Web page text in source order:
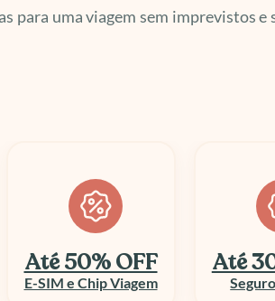
para uma viagem sem imprevistos e
Até 30% OFF
Seguro Viagem até